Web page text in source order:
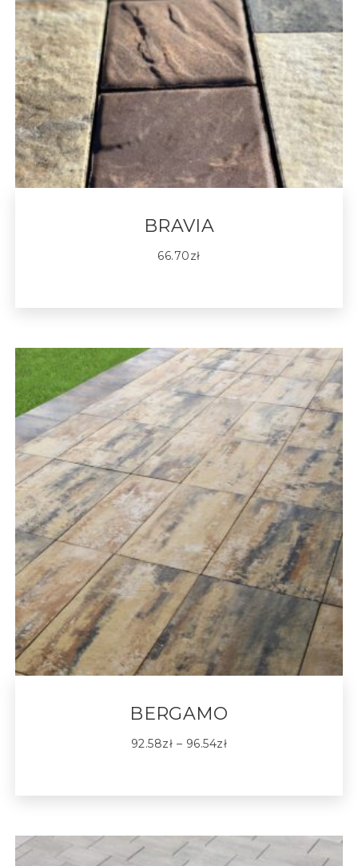
BRAVIA
66.70zł
BERGAMO
92.58zł – 96.54zł